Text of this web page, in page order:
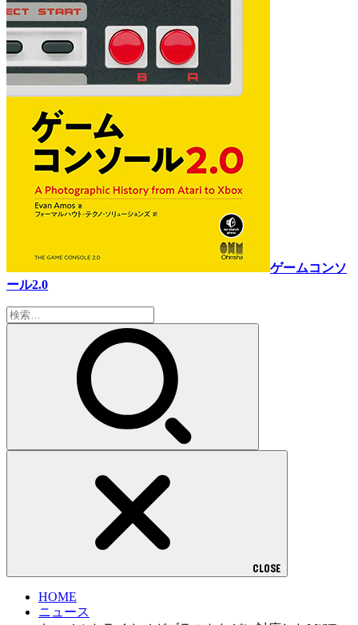
ゲームコンソ
ール2.0
検
索:
CLOSE
HOME
ニュース